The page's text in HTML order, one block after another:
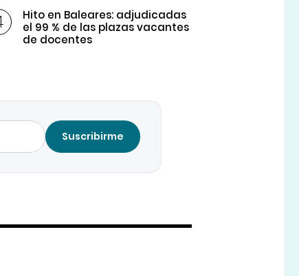
Hito en Baleares: adjudicadas
el 99 % de las plazas vacantes
de docentes
Suscribirme